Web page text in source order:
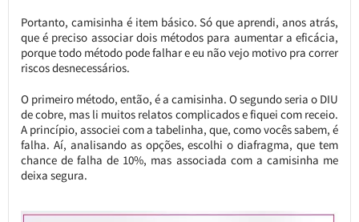
Portanto, camisinha é item básico. Só que aprendi, anos atrás,
que é preciso associar dois métodos para aumentar a eficácia,
porque todo método pode falhar e eu não vejo motivo pra correr
riscos desnecessários.
O primeiro método, então, é a camisinha. O segundo seria o DIU
de cobre, mas li muitos relatos complicados e fiquei com receio.
A princípio, associei com a tabelinha, que, como vocês sabem, é
falha. Aí, analisando as opções, escolhi o diafragma, que tem
chance de falha de 10%, mas associada com a camisinha me
deixa segura.